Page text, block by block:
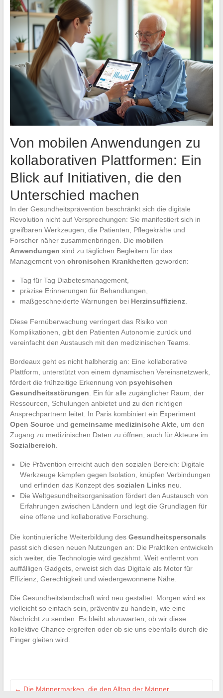
Von mobilen Anwendungen zu
kollaborativen Plattformen: Ein
Blick auf Initiativen, die den
Unterschied machen
In der Gesundheitsprävention beschränkt sich die digitale
Revolution nicht auf Versprechungen: Sie manifestiert sich in
greifbaren Werkzeugen, die Patienten, Pflegekräfte und
Forscher näher zusammenbringen. Die mobilen
Anwendungen sind zu täglichen Begleitern für das
Management von chronischen Krankheiten geworden:
Tag für Tag Diabetesmanagement,
präzise Erinnerungen für Behandlungen,
maßgeschneiderte Warnungen bei Herzinsuffizienz.
Diese Fernüberwachung verringert das Risiko von
Komplikationen, gibt den Patienten Autonomie zurück und
vereinfacht den Austausch mit den medizinischen Teams.
Bordeaux geht es nicht halbherzig an: Eine kollaborative
Plattform, unterstützt von einem dynamischen Vereinsnetzwerk,
fördert die frühzeitige Erkennung von psychischen
Gesundheitsstörungen . Ein für alle zugänglicher Raum, der
Ressourcen, Schulungen anbietet und zu den richtigen
Ansprechpartnern leitet. In Paris kombiniert ein Experiment
Open Sourceund gemeinsame medizinische Akte, um den
Zugang zu medizinischen Daten zu öffnen, auch für Akteure im
Sozialbereich
Die Prävention erreicht auch den sozialen Bereich: Digitale
Werkzeuge kämpfen gegen Isolation, knüpfen Verbindungen
und erfinden das Konzept des sozialen Links neu.
Die Weltgesundheitsorganisation fördert den Austausch von
Erfahrungen zwischen Ländern und legt die Grundlagen für
eine offene und kollaborative Forschung.
Die kontinuierliche Weiterbildung des Gesundheitspersonals
passt sich diesen neuen Nutzungen an: Die Praktiken entwickeln
sich weiter, die Technologie wird gezähmt. Weit entfernt von
auffälligen Gadgets, erweist sich das Digitale als Motor für
Effizienz, Gerechtigkeit und wiedergewonnene Nähe.
Die Gesundheitslandschaft wird neu gestaltet: Morgen wird es
vielleicht so einfach sein, präventiv zu handeln, wie eine
Nachricht zu senden. Es bleibt abzuwarten, ob wir diese
kollektive Chance ergreifen oder ob sie uns ebenfalls durch die
Finger gleiten wird.
← Die Männermarken, die den Alltag der Männer